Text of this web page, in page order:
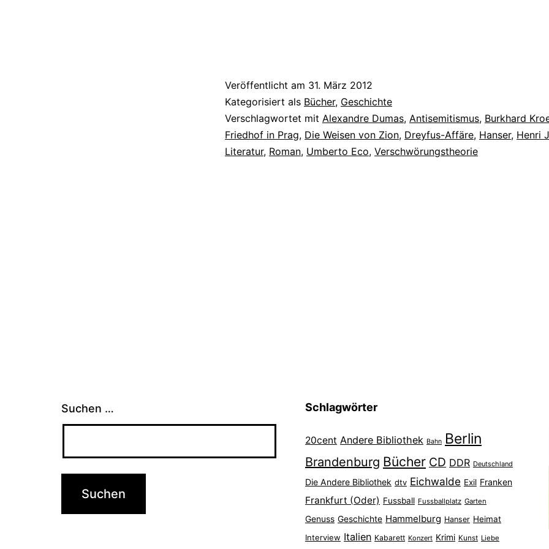
Veröffentlicht am 31. März 2012
Kategorisiert als Bücher, Geschichte
Verschlagwortet mit Alexandre Dumas, Antisemitismus, Burkhard
Friedhof in Prag, Die Weisen von Zion, Dreyfus-Affäre, Hanser, Henri
Literatur, Roman, Umberto Eco, Verschwörungstheorie
Suchen … Schlagwörter
20cent Andere Bibliothek Bahn Berlin
Brandenburg Bücher CD DDR Deutschland
Die Andere Bibliothek dtv Eichwalde Exil Franken
Frankfurt (Oder) Fussball Fussballplatz Garten
Genuss Geschichte Hammelburg Hanser Heimat
Interview Italien Kabarett Konzert Krimi Kunst Liebe